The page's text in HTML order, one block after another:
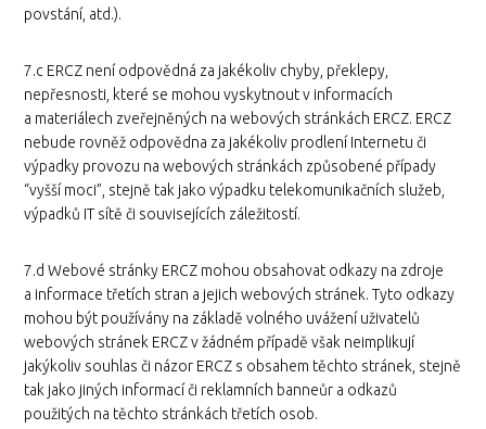
povstání, atd.).
7.c ERCZ není odpovědná za jakékoliv chyby, překlepy,
nepřesnosti, které se mohou vyskytnout v informacích
a materiálech zveřejněných na webových stránkách ERCZ. ERCZ
nebude rovněž odpovědna za jakékoliv prodlení Internetu či
výpadky provozu na webových stránkách způsobené případy
“vyšší moci”, stejně tak jako výpadku telekomunikačních služeb,
výpadků IT sítě či souvisejících záležitostí.
7.d Webové stránky ERCZ mohou obsahovat odkazy na zdroje
a informace třetích stran a jejich webových stránek. Tyto odkazy
mohou být používány na základě volného uvážení uživatelů
webových stránek ERCZ v žádném případě však neimplikují
jakýkoliv souhlas či názor ERCZ s obsahem těchto stránek, stejně
tak jako jiných informací či reklamních banneůr a odkazů
použitých na těchto stránkách třetích osob.